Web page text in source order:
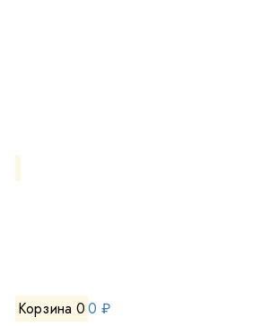
Корзина 00 ₽